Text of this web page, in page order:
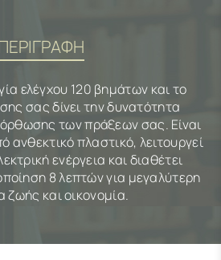
ελέγχου 120 βημάτων και το
σας δίνει την δυνατότητα
των πράξεων σας. Είναι
πλαστικό, λειτουργεί
ενέργεια και διαθέτει
8 λεπτών για μεγαλύτερη
ζωής και οικονομία.